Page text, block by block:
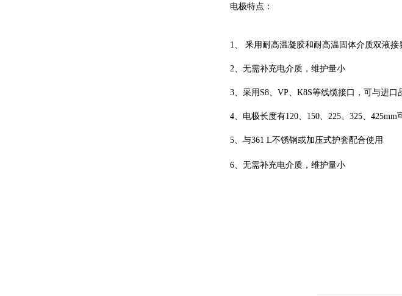
电极特点：
1、 釆用耐高温凝胶和耐高温固体介质双液
2、无需补充电介质，维护量小
3、采用S8、VP、K8S等线缆接口，可与进口
4、电极长度有120、150、225、325、425mm
5、与361 L不锈钢或加压式护套配合使用
6、无需补充电介质，维护量小